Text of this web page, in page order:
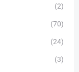
(2)
(70)
(24)
(3)